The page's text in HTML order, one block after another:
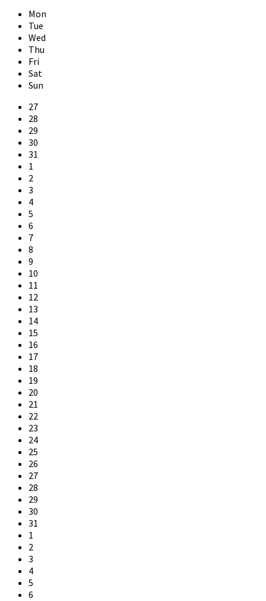
MonthMonth
Mon
Tue
Wed
Thu
Fri
Sat
Sun
Skip
calendar
days
27
28
29
30
31
1
2
3
4
5
6
7
8
9
10
11
12
13
14
15
16
17
18
19
20
21
22
23
24
25
26
27
28
29
30
31
1
2
3
4
5
6